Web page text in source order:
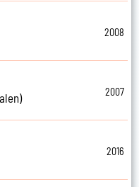
2008
2007
2016